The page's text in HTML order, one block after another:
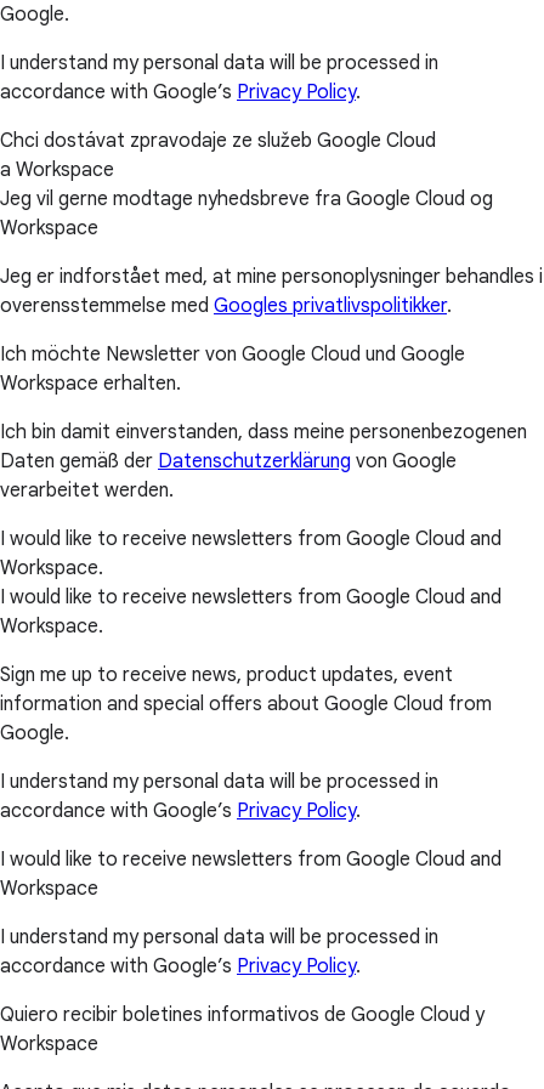
Google.
I understand my personal data will be processed in
accordance with Google’s Privacy Policy.
Chci dostávat zpravodaje ze služeb Google Cloud
a Workspace
Jeg vil gerne modtage nyhedsbreve fra Google Cloud og
Workspace
Jeg er indforstået med, at mine personoplysninger behandles i
overensstemmelse med Googles privatlivspolitikker.
Ich möchte Newsletter von Google Cloud und Google
Workspace erhalten.
Ich bin damit einverstanden, dass meine personenbezogenen
Daten gemäß der Datenschutzerklärung von Google
verarbeitet werden.
I would like to receive newsletters from Google Cloud and
Workspace.
I would like to receive newsletters from Google Cloud and
Workspace.
Sign me up to receive news, product updates, event
information and special offers about Google Cloud from
Google.
I understand my personal data will be processed in
accordance with Google’s Privacy Policy.
I would like to receive newsletters from Google Cloud and
Workspace
I understand my personal data will be processed in
accordance with Google’s Privacy Policy.
Quiero recibir boletines informativos de Google Cloud y
Workspace